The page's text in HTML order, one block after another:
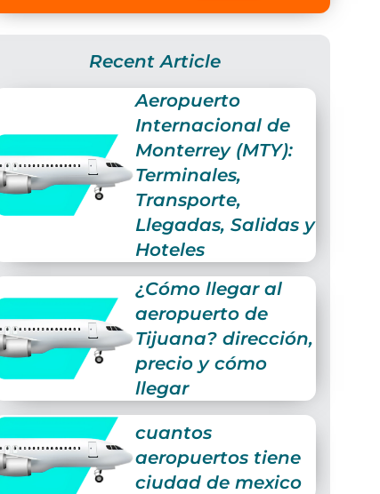
Recent Article
Aeropuerto
Internacional de
Monterrey (MTY):
Terminales,
Transporte,
Llegadas, Salidas y
Hoteles
¿Cómo llegar al
aeropuerto de
Tijuana? dirección,
precio y cómo
llegar
cuantos
aeropuertos tiene
ciudad de mexico